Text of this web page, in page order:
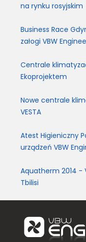
na rynku rosyjskim
Business Race
załogi VBW
Centrale
Ekoprojektem
Nowe centrale
VESTA
Atest Higieniczny
urządzeń VBW
Aquatherm 2014 -
Tbilisi